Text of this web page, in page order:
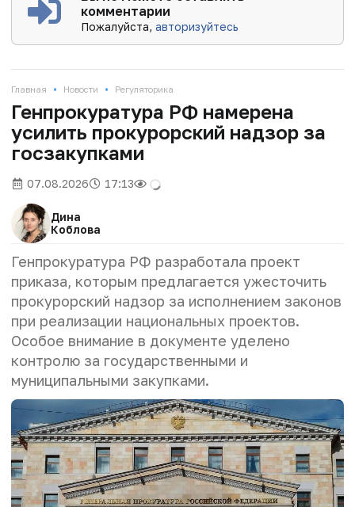
комментарии
Пожалуйста,авторизуйтесь
Главная • Новости • Регуляторика
Генпрокуратура РФ намерена
усилить прокурорский надзор за
госзакупками
07.08.2026 17:13
Дина
Коблова
Генпрокуратура РФ разработала проект
приказа, которым предлагается ужесточить
прокурорский надзор за исполнением законов
при реализации национальных проектов.
Особое внимание в документе уделено
контролю за государственными и
муниципальными закупками.